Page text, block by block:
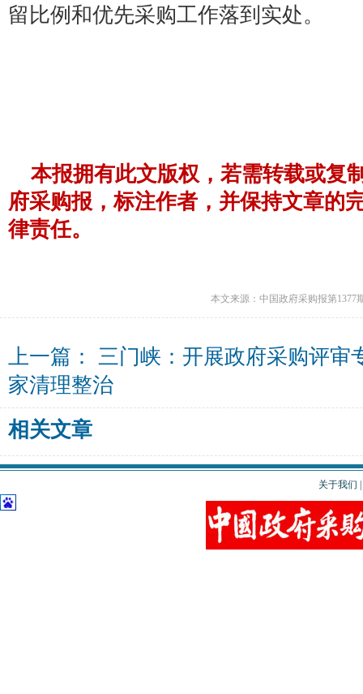
留比例和优先采购工作落到实处。
本报拥有此文版权，若需转载或复
府采购报，标注作者，并保持文章的
律责任。
本文来源：中国政府采购报第1377
上一篇： 三门峡：开展政府采购评审
家清理整治
相关文章
关于我们